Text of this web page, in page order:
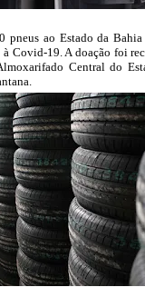
pneus ao Estado da
Covid-19. A doação foi
Central do